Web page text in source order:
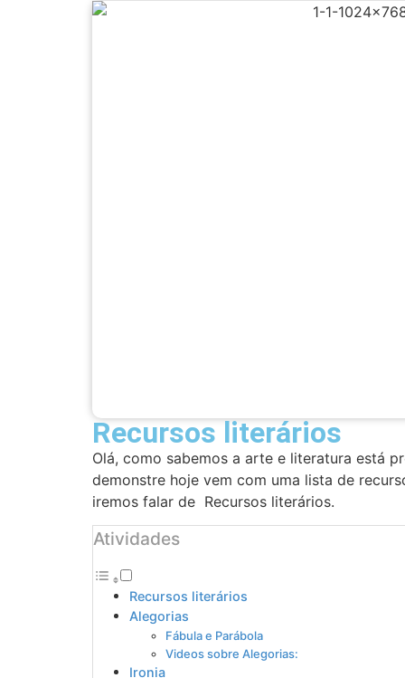
Recursos literários
Olá, como sabemos a arte e literatura está
demonstre hoje vem com uma lista de
iremos falar de Recursos literários.
Atividades
Recursos literários
Alegorias
Fábula e Parábola
Videos sobre Alegorias:
Ironia